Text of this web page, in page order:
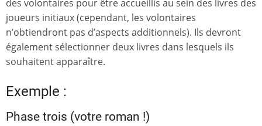
des volontaires pour être accueillis au sein des livres des
joueurs initiaux (cependant, les volontaires
n’obtiendront pas d’aspects additionnels). Ils devront
également sélectionner deux livres dans lesquels ils
souhaitent apparaître.
Exemple :
Phase trois (votre roman !)